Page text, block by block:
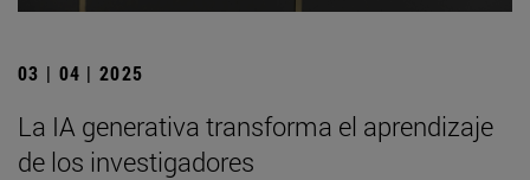
03 | 04 | 2025
La IA generativa transforma el aprendizaje
de los investigadores